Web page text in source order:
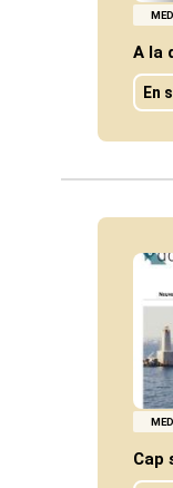
Accompagnement au
Accompagnement de
A la
En
Cap